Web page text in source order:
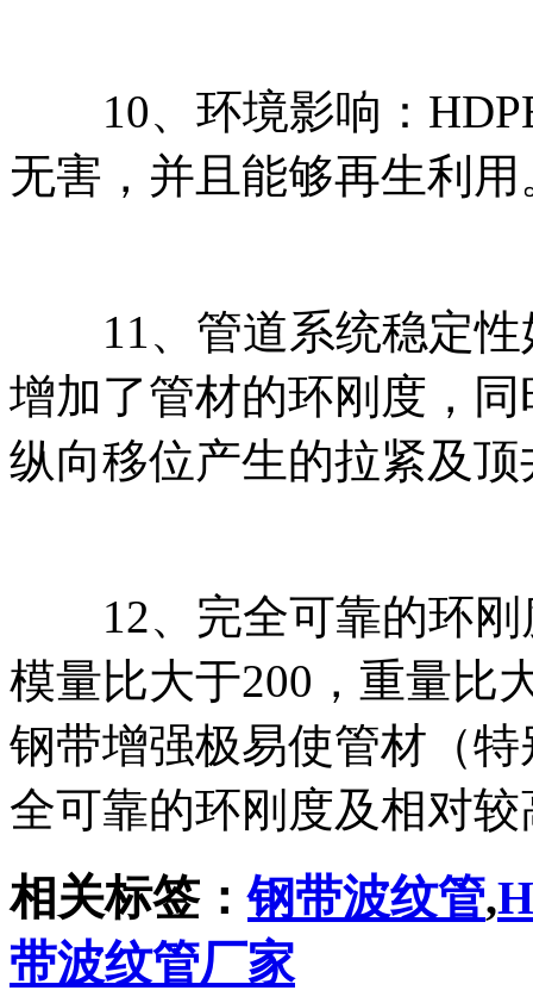
10、环境影响：
无害，并且能够再生利用
11、管道系统稳定性
增加了管材的环刚度，
纵向移位产生的拉紧及
12、完全可靠的环刚
模量比大于200，重量比
钢带增强极易使管材（
全可靠的环刚度及相对
相关标签：钢带波纹管,
带波纹管厂家